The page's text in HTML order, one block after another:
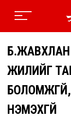
ЖИЛИЙГ
НЭМЭХГҮЙ